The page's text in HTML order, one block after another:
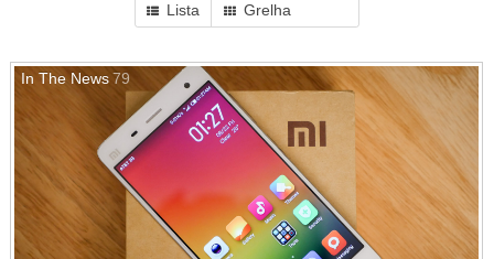
Lista Grelha
In The News79